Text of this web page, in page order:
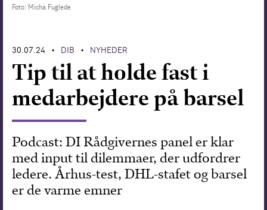
Foto: Micha Fuglede
30.07.24 • DIB • NYHEDER
Tip til at holde fast i
medarbejdere på barsel
Podcast: DI Rådgivernes panel er klar
med input til dilemmaer, der udfordrer
ledere. Århus-test, DHL-stafet og barsel
er de varme emner